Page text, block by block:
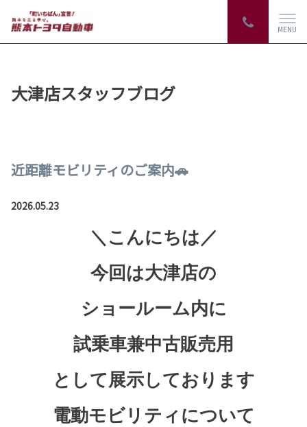
MENU
大津店スタッフブログ
近距離モビリティのご案内🚗
2026.05.23
＼こんにちは／
今回は大津店の
ショールーム内に
試乗車兼中古販売用
として展示しております
電動モビリティについて